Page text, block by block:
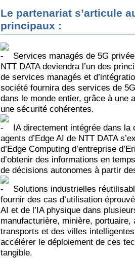
Le partenariat s’articule
principaux :
Services managés de 5G
NTT DATA deviendra l’un des
de services managés et
société fournira des services de
dans le monde entier, grâce à une
une sécurité cohérentes.
IA directement intégrée dans la
agents d’Edge AI de NTT DATA
d’Edge Computing d’entreprise
d’obtenir des informations en
de décisions autonomes à partir
Solutions industrielles
fournir des cas d’utilisation
AI et de l’IA physique dans
manufacturière, minière,
transports et des villes
accélérer le déploiement de ces
tangible.